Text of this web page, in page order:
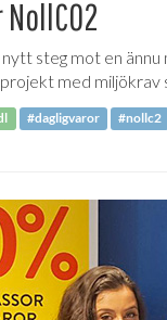
steg mot en
med miljökrav
#dagligvaror #nollc2